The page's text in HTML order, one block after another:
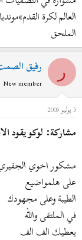
العالم لكرة
الملحق
ر رفيق
New member
5 يوليو 2005
مشاركة: لوكو يقود
مشكور اخوي
على هلمواضيع
الطيبة وعلى مجهودك
في الملتقى والله
يعطيك الف الف